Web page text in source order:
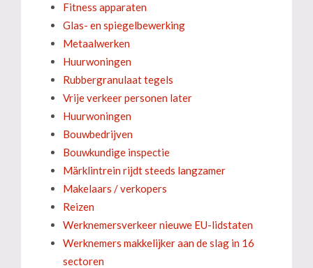
Fitness apparaten
Glas- en spiegelbewerking
Metaalwerken
Huurwoningen
Rubbergranulaat tegels
Vrije verkeer personen later
Huurwoningen
Bouwbedrijven
Bouwkundige inspectie
Märklintrein rijdt steeds langzamer
Makelaars / verkopers
Reizen
Werknemersverkeer nieuwe EU-lidstaten
Werknemers makkelijker aan de slag in 16
sectoren